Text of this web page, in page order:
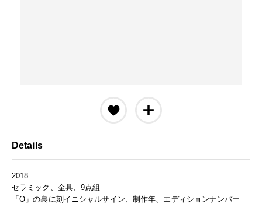
Details
2018
セラミック、金具、9点組
「O」の裏に刻イニシャルサイン、制作年、エディションナンバー